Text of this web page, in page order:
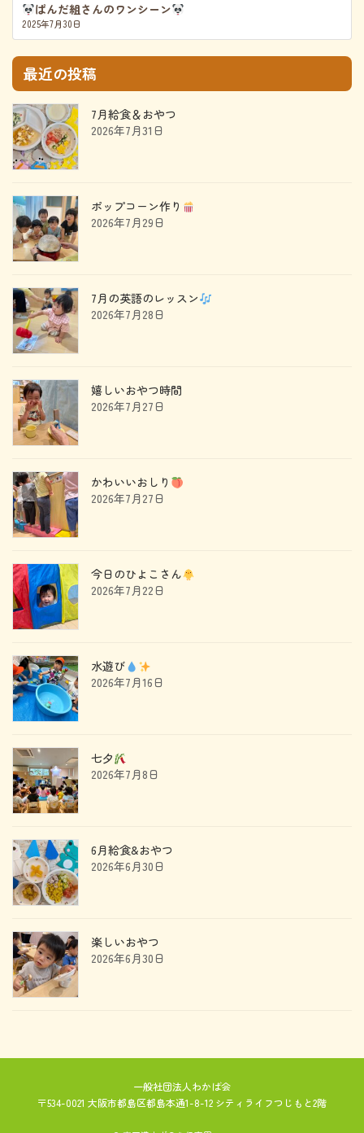
ぱんだ組さんのワンシーン
2025年7月30日
最近の投稿
7月給食＆おやつ
2026年7月31日
ポップコーン作り
2026年7月29日
7月の英語のレッスン
2026年7月28日
嬉しいおやつ時間
2026年7月27日
かわいいおしり
2026年7月27日
今日のひよこさん
2026年7月22日
水遊び
2026年7月16日
七夕
2026年7月8日
6月給食&おやつ
2026年6月30日
楽しいおやつ
2026年6月30日
一般社団法人わかば会
〒534-0021 大阪市都島区都島本通1-8-12 シティライフつじもと2階